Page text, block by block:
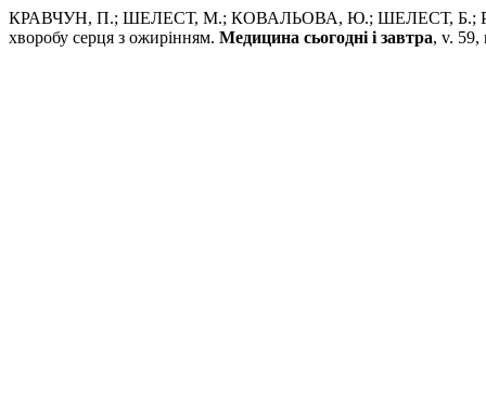
КРАВЧУН, П.; ШЕЛЕСТ, М.; КОВАЛЬОВА, Ю.; ШЕЛЕСТ, Б.;
хворобу серця з ожирінням. Медицина сьогодні і завтра, v. 59,